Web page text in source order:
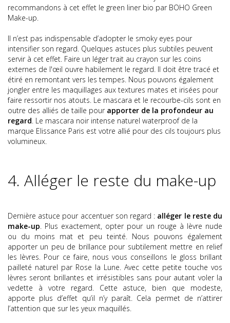
recommandons à cet effet le green liner bio par BOHO Green
Make-up
Il n’est pas indispensable d’adopter le smoky eyes pour
intensifier son regard. Quelques astuces plus subtiles peuvent
servir à cet effet. Faire un léger trait au crayon sur les coins
externes de l'œil ouvre habilement le regard. Il doit être tracé et
étiré en remontant vers les tempes. Nous pouvons également
jongler entre les maquillages aux textures mates et irisées pour
faire ressortir nos atouts. Le mascara et le recourbe-cils sont en
outre des alliés de taille pour apporter de la profondeur au
regard Le mascara noir intense naturel waterproof de la
marque Elissance Paris est votre allié pour des cils toujours plus
volumineux.
4. Alléger le reste du make-up
Dernière astuce pour accentuer son regard : alléger le reste du
make-up . Plus exactement, opter pour un rouge à lèvre nude
ou du moins mat et peu teinté. Nous pouvons également
apporter un peu de brillance pour subtilement mettre en relief
les lèvres. Pour ce faire, nous vous conseillons le gloss brillant
pailleté naturel par Rose la Lune . Avec cette petite touche vos
lèvres seront brillantes et irrésistibles sans pour autant voler la
vedette à votre regard. Cette astuce, bien que modeste,
apporte plus d’effet qu’il n’y paraît. Cela permet de n’attirer
l’attention que sur les yeux maquillés.